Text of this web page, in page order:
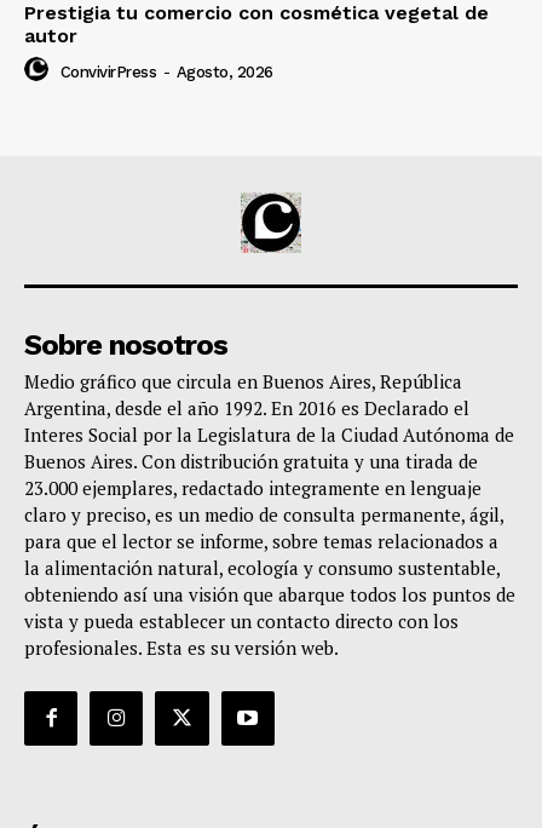
Prestigia tu comercio con cosmética vegetal de
autor
ConvivirPress - Agosto, 2026
Sobre nosotros
Medio gráfico que circula en Buenos Aires, República
Argentina, desde el año 1992. En 2016 es Declarado el
Interes Social por la Legislatura de la Ciudad Autónoma de
Buenos Aires. Con distribución gratuita y una tirada de
23.000 ejemplares, redactado integramente en lenguaje
claro y preciso, es un medio de consulta permanente, ágil,
para que el lector se informe, sobre temas relacionados a
la alimentación natural, ecología y consumo sustentable,
obteniendo así una visión que abarque todos los puntos de
vista y pueda establecer un contacto directo con los
profesionales. Esta es su versión web.